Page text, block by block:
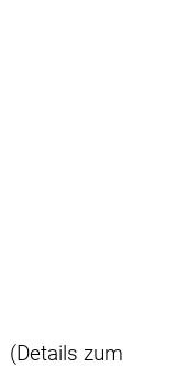
(Details zum